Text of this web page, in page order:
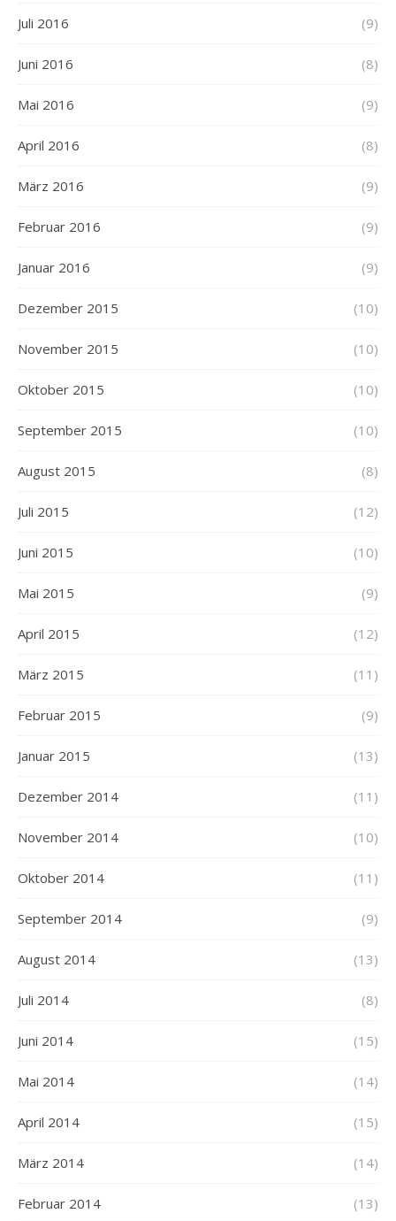
Juli 2016 (9)
Juni 2016 (8)
Mai 2016 (9)
April 2016 (8)
März 2016 (9)
Februar 2016 (9)
Januar 2016 (9)
Dezember 2015 (10)
November 2015 (10)
Oktober 2015 (10)
September 2015 (10)
August 2015 (8)
Juli 2015 (12)
Juni 2015 (10)
Mai 2015 (9)
April 2015 (12)
März 2015 (11)
Februar 2015 (9)
Januar 2015 (13)
Dezember 2014 (11)
November 2014 (10)
Oktober 2014 (11)
September 2014 (9)
August 2014 (13)
Juli 2014 (8)
Juni 2014 (15)
Mai 2014 (14)
April 2014 (15)
März 2014 (14)
Februar 2014 (13)